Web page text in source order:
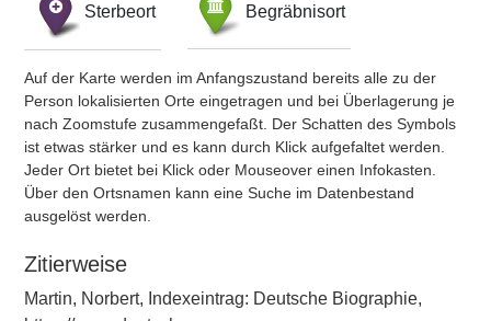
Sterbeort Begräbnisort
Auf der Karte werden im Anfangszustand bereits alle zu der
Person lokalisierten Orte eingetragen und bei Überlagerung je
nach Zoomstufe zusammengefaßt. Der Schatten des Symbols
ist etwas stärker und es kann durch Klick aufgefaltet werden.
Jeder Ort bietet bei Klick oder Mouseover einen Infokasten.
Über den Ortsnamen kann eine Suche im Datenbestand
ausgelöst werden.
Zitierweise
Martin, Norbert, Indexeintrag: Deutsche Biographie,